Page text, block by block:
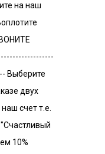
на наш
Выберите
двух
счет т.е.
10%